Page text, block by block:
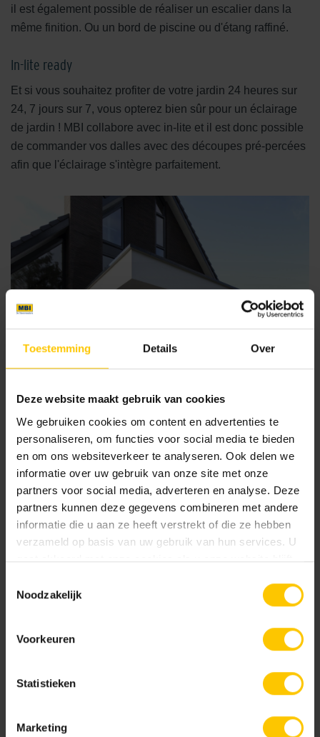
Toestemming Details Over
Deze website maakt gebruik van cookies
We gebruiken cookies om content en advertenties te
personaliseren, om functies voor social media te bieden
en om ons websiteverkeer te analyseren. Ook delen we
informatie over uw gebruik van onze site met onze
partners voor social media, adverteren en analyse. Deze
partners kunnen deze gegevens combineren met andere
informatie die u aan ze heeft verstrekt of die ze hebben
verzameld op basis van uw gebruik van hun services. U
gaat akkoord met onze cookies als u onze website blijft
Noodzakelijk
Voorkeuren
Statistieken
Marketing
il est également possible de réaliser un escalier dans la
même finition. Ou un bord de piscine ou d'étang raffiné.
In-lite ready
Et si vous souhaitez profiter de votre jardin 24 heures sur
24, 7 jours sur 7, vous opterez bien sûr pour un éclairage
de jardin ! MBI collabore avec in-lite et il est donc possible
de commander vos dalles avec des découpes pré-percées
afin que l'éclairage s'intègre parfaitement.